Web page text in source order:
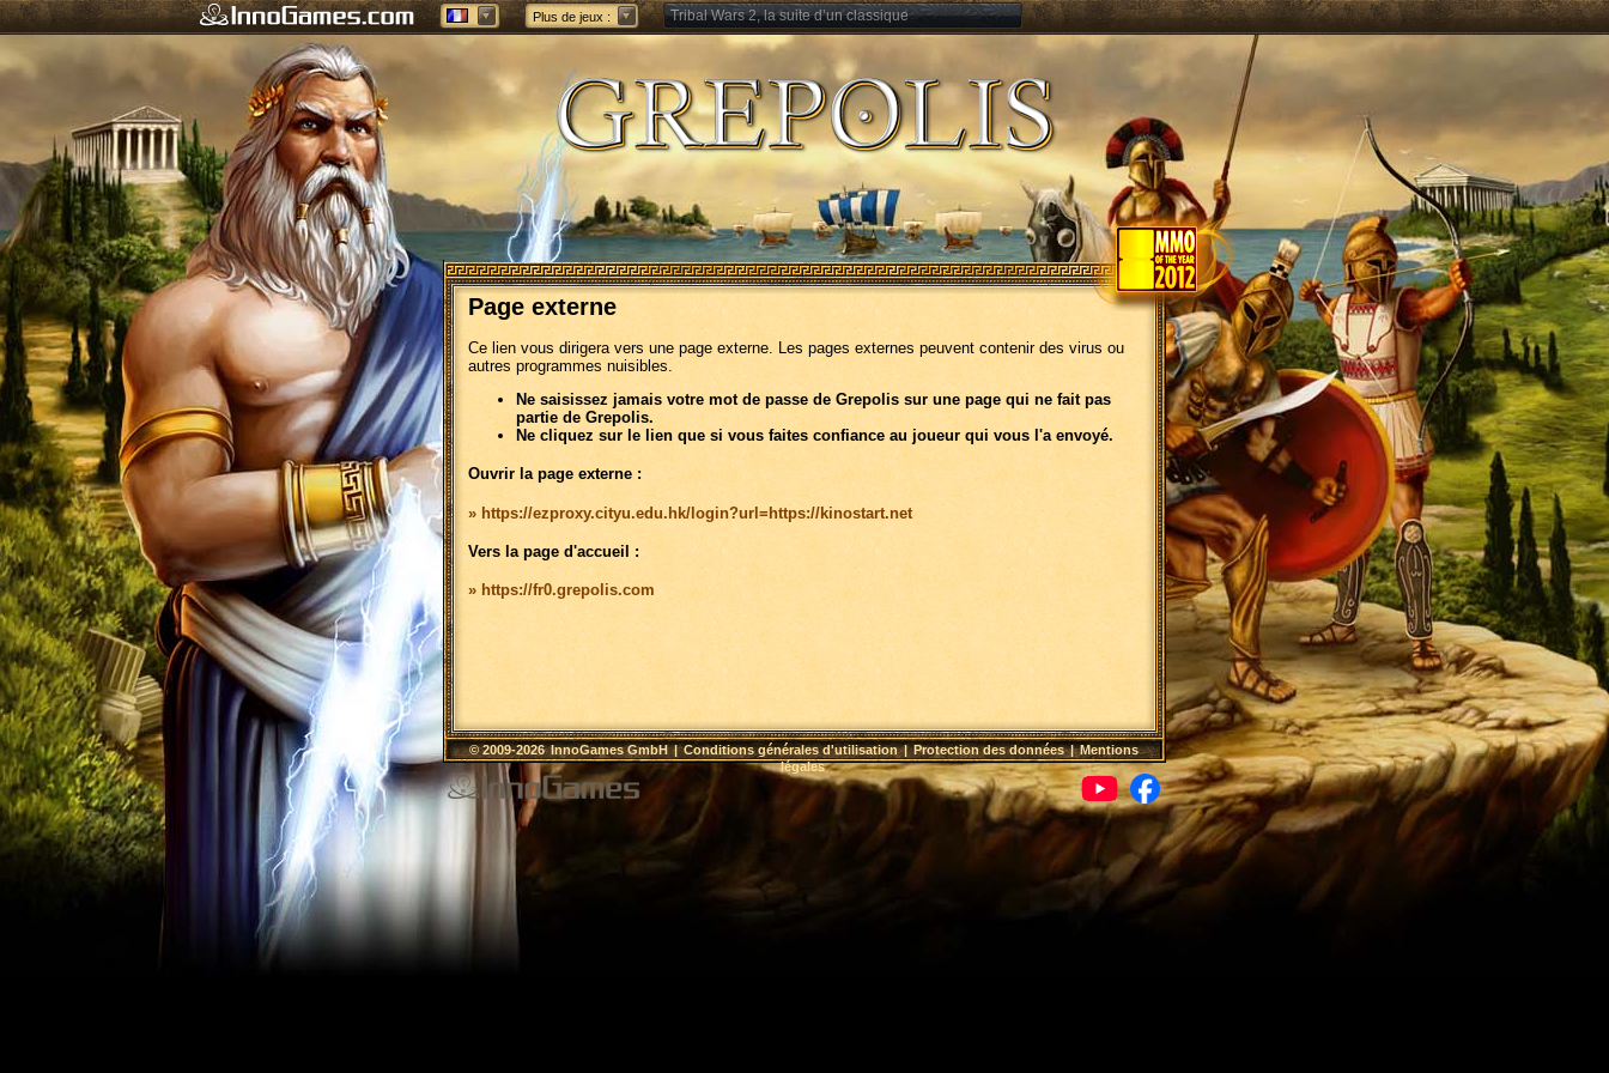
Plus de jeux : Tribal Wars 2, la suite d’un classique
Forge of Empires – Stratégie à travers les âges
Page externe
Ce lien vous dirigera vers une page externe. Les pages externes peuvent contenir des virus ou
autres programmes nuisibles.
Ne saisissez jamais votre mot de passe de Grepolis sur une page qui ne fait pas
partie de Grepolis.
Ne cliquez sur le lien que si vous faites confiance au joueur qui vous l'a envoyé.
Ouvrir la page externe :
» https://ezproxy.cityu.edu.hk/login?url=https://kinostart.net
Vers la page d'accueil :
» https://fr0.grepolis.com
© 2009-2026InnoGames GmbH|Conditions générales d'utilisation|Protection des données|Mentions
légales